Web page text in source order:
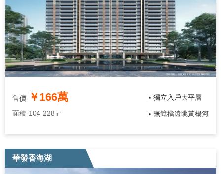
售價 ￥166萬
面積 104-228㎡
• 獨立入戶大平層
• 無遮擋遠眺黃楊河
華發香海湖